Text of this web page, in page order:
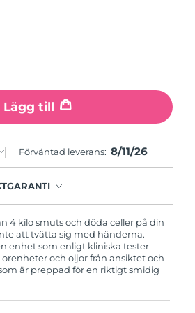
Lägg till
Förväntad leverans: 8/11/26
om du får problem med den
inköpsdatum.
4 kilo smuts och döda celler på din
att tvätta sig med händerna.
enhet som enligt kliniska tester
orenheter och oljor från ansiktet och
är preppad för en riktigt smidig
Förväntad leverans8/10/26
Förväntad leverans8/11/26
Förväntad leverans8/15/26
Förväntad leverans